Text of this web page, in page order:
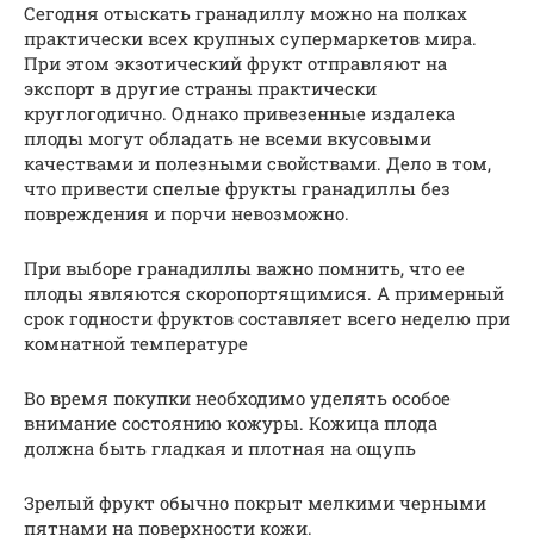
Сегодня отыскать гранадиллу можно на полках
практически всех крупных супермаркетов мира.
При этом экзотический фрукт отправляют на
экспорт в другие страны практически
круглогодично. Однако привезенные издалека
плоды могут обладать не всеми вкусовыми
качествами и полезными свойствами. Дело в том,
что привести спелые фрукты гранадиллы без
повреждения и порчи невозможно.
При выборе гранадиллы важно помнить, что ее
плоды являются скоропортящимися. А примерный
срок годности фруктов составляет всего неделю при
комнатной температуре
Во время покупки необходимо уделять особое
внимание состоянию кожуры. Кожица плода
должна быть гладкая и плотная на ощупь
Зрелый фрукт обычно покрыт мелкими черными
пятнами на поверхности кожи.